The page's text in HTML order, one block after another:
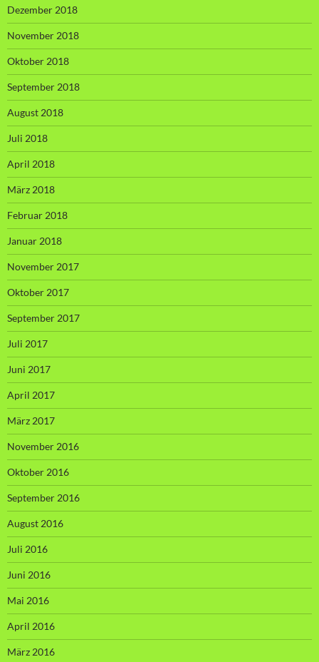
Dezember 2018
November 2018
Oktober 2018
September 2018
August 2018
Juli 2018
April 2018
März 2018
Februar 2018
Januar 2018
November 2017
Oktober 2017
September 2017
Juli 2017
Juni 2017
April 2017
März 2017
November 2016
Oktober 2016
September 2016
August 2016
Juli 2016
Juni 2016
Mai 2016
April 2016
März 2016